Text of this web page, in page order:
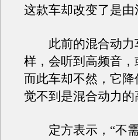
这款车却改变了是
此前的混合动力
样，会听到高频音
而此车却不然，它
觉不到是混合动力的
定方表示，“不需